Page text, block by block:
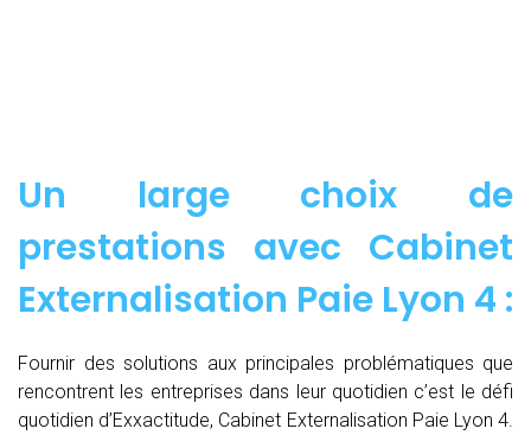
Un large choix de
prestations avec Cabinet
Externalisation Paie Lyon 4 :
Fournir des solutions aux principales problématiques que
rencontrent les entreprises dans leur quotidien c’est le défi
quotidien d’Exxactitude, Cabinet Externalisation Paie Lyon 4.